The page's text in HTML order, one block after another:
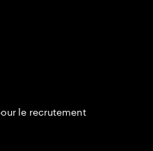
le recrutement